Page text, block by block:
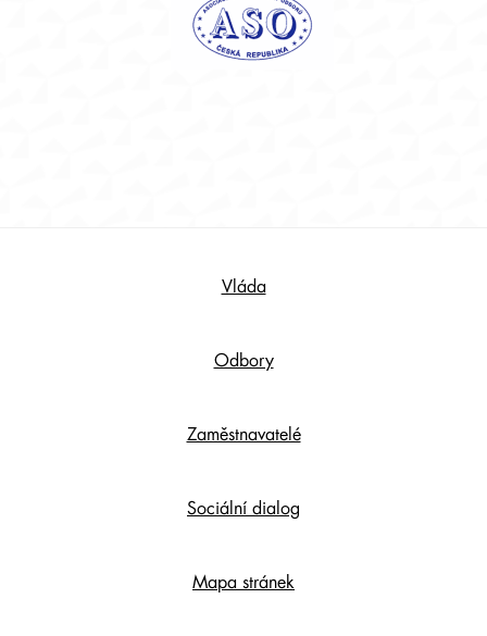
Vláda
Odbory
Zaměstnavatelé
Sociální dialog
Mapa stránek